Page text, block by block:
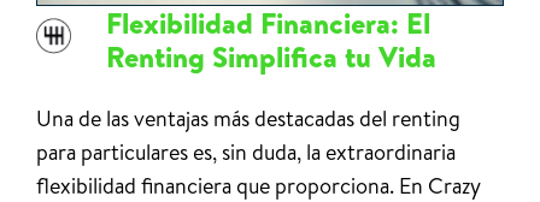
Flexibilidad Financiera: El
Renting Simplifica tu Vida
Una de las ventajas más destacadas del renting
para particulares es, sin duda, la extraordinaria
flexibilidad financiera que proporciona. En Crazy